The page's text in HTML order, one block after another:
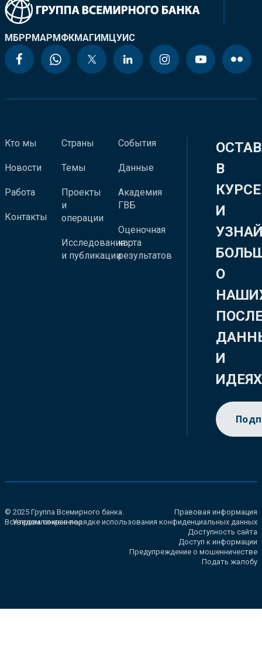
МБРРМАРМФКМАГИМЦУИС
Кто мы
Новости
Работа
Контакты
Страны
Темы
Проекты
и
операции
Исследования
и публикации
События
Данные
Академия
ГВБ
Оценочная
карта
результатов
В
КУРСЕ
И
О
И
ИДЕЯХ
© 2025 Группа Всемирного банка.
Все права сохранены.
Правовая информация
Уведомление о порядке использования конфиденциальных данных
Доступность сайта
Доступ к информации
Предупреждение о мошенничестве
Подать жалобу